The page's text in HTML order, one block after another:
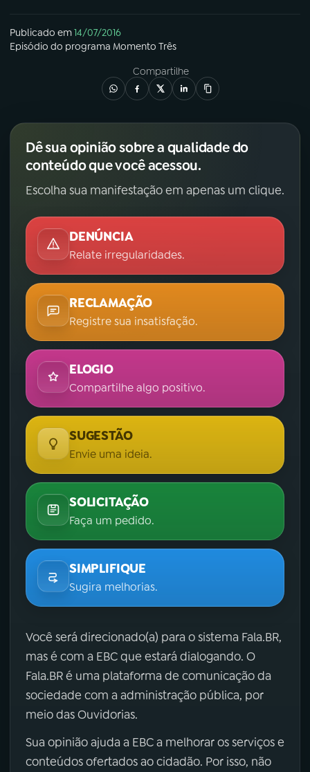
Publicado em14/07/2016
Episódio do programa Momento Três
Compartilhe
Dê sua opinião sobre a qualidade do
conteúdo que você acessou.
Escolha sua manifestação em apenas um clique.
DENÚNCIA
Relate irregularidades.
RECLAMAÇÃO
Registre sua insatisfação.
ELOGIO
Compartilhe algo positivo.
SUGESTÃO
Envie uma ideia.
SOLICITAÇÃO
Faça um pedido.
SIMPLIFIQUE
Sugira melhorias.
Você será direcionado(a) para o sistema Fala.BR,
mas é com a EBC que estará dialogando. O
Fala.BR é uma plataforma de comunicação da
sociedade com a administração pública, por
meio das Ouvidorias.
Sua opinião ajuda a EBC a melhorar os serviços e
conteúdos ofertados ao cidadão. Por isso, não